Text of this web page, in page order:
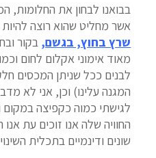
בבואנו לבחון את החלומות,
אשר מחליט שהוא רוצה
שרץ בחוץ, בגשם, בקור
מאוד אימוני אקלום לחום
לבנים ככל שניתן המכסים
המגנה עלינו) וכן, אני לא
לגישתי כמוה כקפיצה
החוויה שלה אנו זוכים עת
שונים ודינמיים בתכלית